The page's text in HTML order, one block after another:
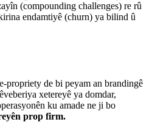
(compounding challenges) re rû
endamtiyê (churn) ya bilind û
propriety de bi peyam an brandingê
xetereyê ya domdar,
ku amade ne ji bo
prop firm.